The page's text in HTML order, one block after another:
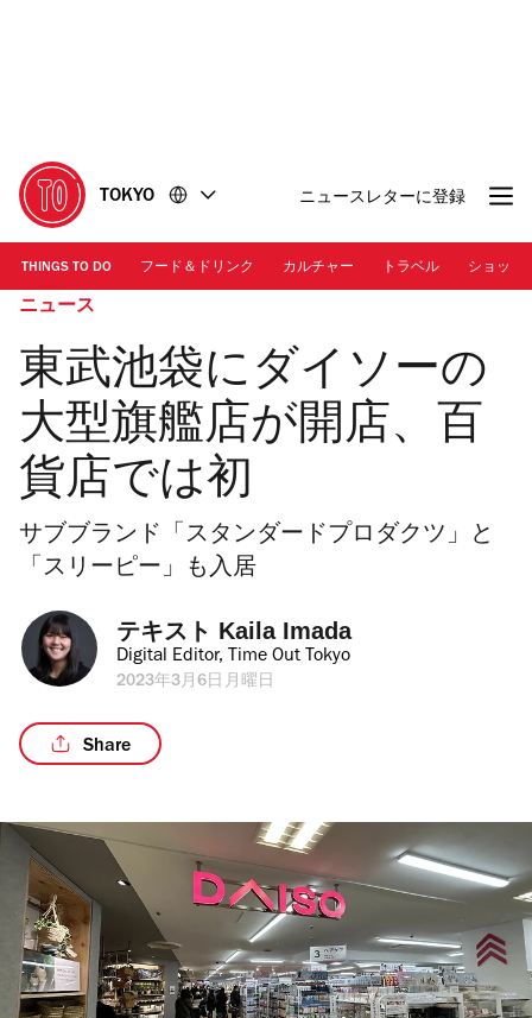
に
移
動
移
動
TOKYO ニュースレターに登録
THINGS TO DO フード＆ドリンク カルチャー トラベル ショッピ
ニュース
東武池袋にダイソーの
大型旗艦店が開店、百
貨店では初
サブブランド「スタンダードプロダクツ」と
「スリーピー」も入居
テキスト Kaila Imada
Digital Editor, Time Out Tokyo
2023年3月6日月曜日
Share